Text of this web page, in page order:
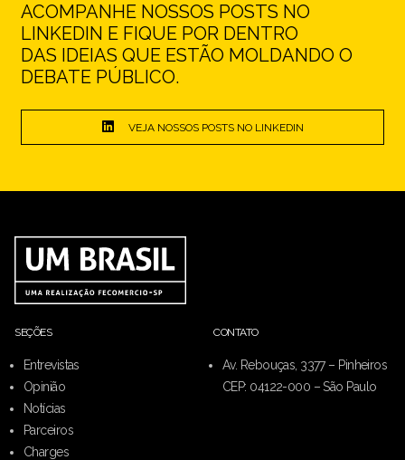
ACOMPANHE NOSSOS POSTS NO
LINKEDIN E FIQUE POR DENTRO
DAS IDEIAS QUE ESTÃO MOLDANDO O
DEBATE PÚBLICO.
VEJA NOSSOS POSTS NO LINKEDIN
SEÇÕES
Entrevistas
Opinião
Notícias
Parceiros
Charges
CONTATO
Av. Rebouças, 3377 – Pinheiros
CEP: 04122-000 – São Paulo